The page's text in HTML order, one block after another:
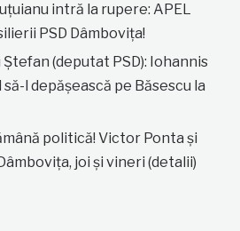
intră la rupere: APEL
PSD Dâmbovița!
(deputat PSD): Iohannis
l depășească pe Băsescu la
politică! Victor Ponta și
joi și vineri (detalii)